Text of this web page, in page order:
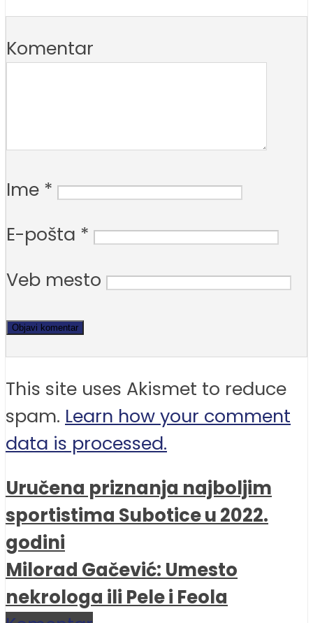
Komentar
Ime *
E-pošta *
Veb mesto
This site uses Akismet to reduce
spam. Learn how your comment
data is processed.
Uručena priznanja najboljim
sportistima Subotice u 2022.
godini
Milorad Gačević: Umesto
nekrologa ili Pele i Feola